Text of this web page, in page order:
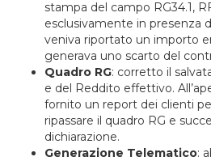
stampa del campo RG34.1,
esclusivamente in presenza
veniva riportato un importo
generava uno scarto del
Quadro RG: corretto il
e del Reddito effettivo.
fornito un report dei clienti
ripassare il quadro RG e
dichiarazione.
Generazione Telematico: